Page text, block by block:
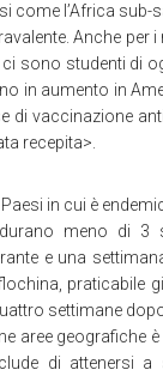
come l’Africa sub-
Anche per i
sono studenti di
in aumento in
di vaccinazione
recepita>.
in cui è
meno di 3
e una
praticabile
settimane
aree geografiche
di attenersi a